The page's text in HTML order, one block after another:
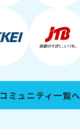
コミュニティ一覧へ